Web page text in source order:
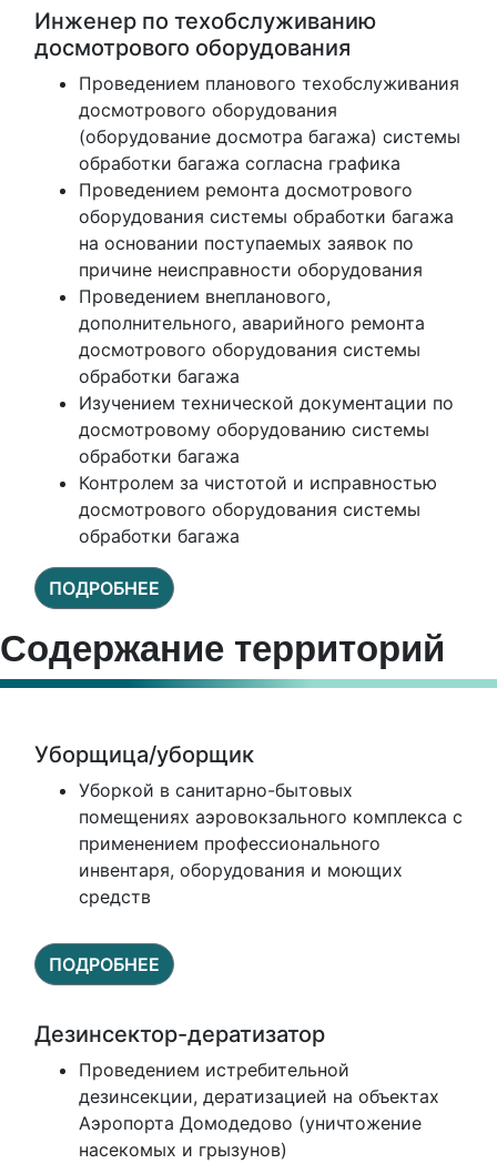
Инженер по техобслуживанию
досмотрового оборудования
Проведением планового техобслуживания
досмотрового оборудования
(оборудование досмотра багажа) системы
обработки багажа согласна графика
Проведением ремонта досмотрового
оборудования системы обработки багажа
на основании поступаемых заявок по
причине неисправности оборудования
Проведением внепланового,
дополнительного, аварийного ремонта
досмотрового оборудования системы
обработки багажа
Изучением технической документации по
досмотровому оборудованию системы
обработки багажа
Контролем за чистотой и исправностью
досмотрового оборудования системы
обработки багажа
ПОДРОБНЕЕ
Содержание территорий
Уборщица/уборщик
Уборкой в санитарно-бытовых
помещениях аэровокзального комплекса с
применением профессионального
инвентаря, оборудования и моющих
средств
ПОДРОБНЕЕ
Дезинсектор-дератизатор
Проведением истребительной
дезинсекции, дератизацией на объектах
Аэропорта Домодедово (уничтожение
насекомых и грызунов)